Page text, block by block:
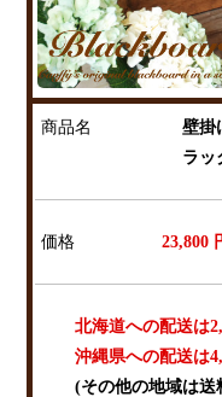
商品名
壁掛
ラッ
価格 23,800
北海道への配送は
沖縄県への配送は
(その他の地域は送